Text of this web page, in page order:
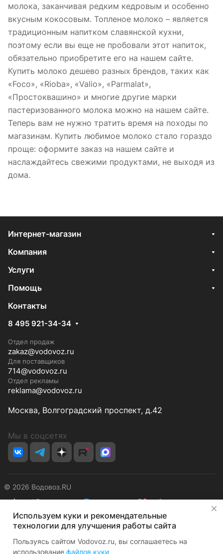
молока, заканчивая редким кедровым и особенно
вкусным кокосовым. Топленое молоко – является
традиционным напитком славянской кухни,
поэтому если вы еще не пробовали этот напиток,
обязательно приобретите его на нашем сайте.
Купить молоко дешево разных брендов, таких как
«Foco», «Rioba», «Valio», «Parmalat»,
«Простоквашино» и многие другие марки
пастеризованного молока можно на нашем сайте.
Теперь вам не нужно тратить время на походы по
магазинам. Купить любимое молоко стало гораздо
проще: оформите заказ на нашем сайте и
наслаждайтесь свежими продуктами, не выходя из
дома.
Интернет-магазин
Компания
Услуги
Помощь
Контакты
8 495 921-34-34
Отдел продаж
zakaz@vodovoz.ru
Для поставщиков
714@vodovoz.ru
Отдел рекламы
reklama@vodovoz.ru
Москва, Волгоградский проспект, д.42
Мы в соцсетях
© 2026 Водовоз.RU
КонфиденциальностьОферта
Используем куки и рекомендательные
технологии для улучшения работы сайта
Пользуясь сайтом Vodovoz.ru, вы соглашаетесь на
использование файлов куки